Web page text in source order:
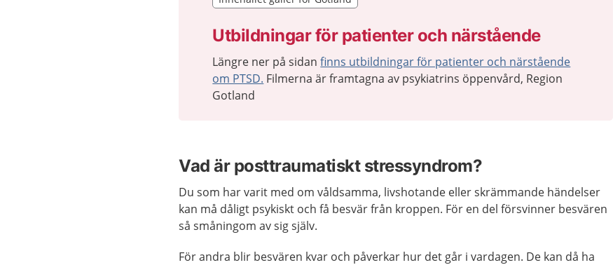
Innehållet gäller för Gotland
Utbildningar för patienter och närstående
Längre ner på sidanfinns utbildningar för patienter och närstående
om PTSD. Filmerna är framtagna av psykiatrins öppenvård, Region
Gotland
Vad är posttraumatiskt stressyndrom?
Du som har varit med om våldsamma, livshotande eller skrämmande händelser
kan må dåligt psykiskt och få besvär från kroppen. För en del försvinner besvären
så småningom av sig själv.
För andra blir besvären kvar och påverkar hur det går i vardagen. De kan då ha